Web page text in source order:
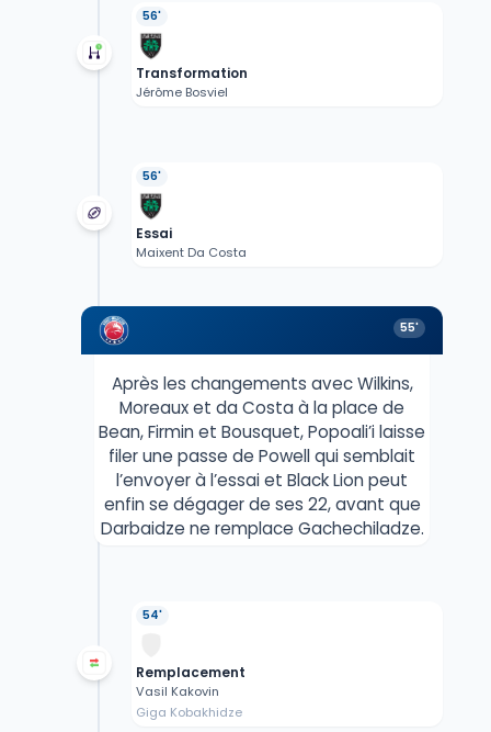
56'
Transformation
Jérôme Bosviel
56'
Essai
Maixent Da Costa
55'
Après les changements avec Wilkins,
Moreaux et da Costa à la place de
Bean, Firmin et Bousquet, Popoali’i laisse
filer une passe de Powell qui semblait
l’envoyer à l’essai et Black Lion peut
enfin se dégager de ses 22, avant que
Darbaidze ne remplace Gachechiladze.
54'
Remplacement
Vasil Kakovin
Giga Kobakhidze